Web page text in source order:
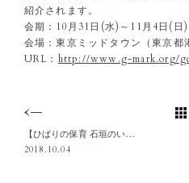
紹介されます。
会期：10月31日(水)～11月4日(日)
会場：東京ミッドタウン（東京都
URL： http://www.g-mark.org/
【ひばりの保育 石垣のいえ】JAXAよりヒューストンへ派遣決定！
2018.10.04